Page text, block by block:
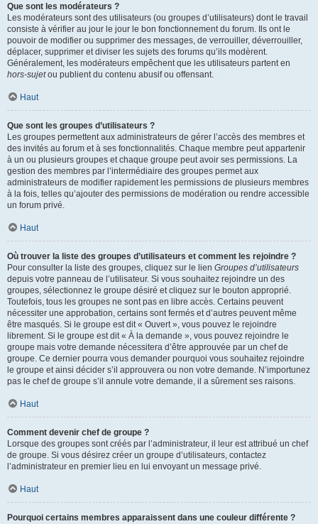
Que sont les modérateurs ?
Les modérateurs sont des utilisateurs (ou groupes d’utilisateurs) dont le travail
consiste à vérifier au jour le jour le bon fonctionnement du forum. Ils ont le
pouvoir de modifier ou supprimer des messages, de verrouiller, déverrouiller,
déplacer, supprimer et diviser les sujets des forums qu’ils modèrent.
Généralement, les modérateurs empêchent que les utilisateurs partent en
hors-sujetou publient du contenu abusif ou offensant.
Haut
Que sont les groupes d’utilisateurs ?
Les groupes permettent aux administrateurs de gérer l’accès des membres et
des invités au forum et à ses fonctionnalités. Chaque membre peut appartenir
à un ou plusieurs groupes et chaque groupe peut avoir ses permissions. La
gestion des membres par l’intermédiaire des groupes permet aux
administrateurs de modifier rapidement les permissions de plusieurs membres
à la fois, telles qu’ajouter des permissions de modération ou rendre accessible
un forum privé.
Haut
Où trouver la liste des groupes d’utilisateurs et comment les rejoindre ?
Pour consulter la liste des groupes, cliquez sur le lien Groupes d’utilisateurs
depuis votre panneau de l’utilisateur. Si vous souhaitez rejoindre un des
groupes, sélectionnez le groupe désiré et cliquez sur le bouton approprié.
Toutefois, tous les groupes ne sont pas en libre accès. Certains peuvent
nécessiter une approbation, certains sont fermés et d’autres peuvent même
être masqués. Si le groupe est dit « Ouvert », vous pouvez le rejoindre
librement. Si le groupe est dit « À la demande », vous pouvez rejoindre le
groupe mais votre demande nécessitera d’être approuvée par un chef de
groupe. Ce dernier pourra vous demander pourquoi vous souhaitez rejoindre
le groupe et ainsi décider s’il approuvera ou non votre demande. N’importunez
pas le chef de groupe s’il annule votre demande, il a sûrement ses raisons.
Haut
Comment devenir chef de groupe ?
Lorsque des groupes sont créés par l’administrateur, il leur est attribué un chef
de groupe. Si vous désirez créer un groupe d’utilisateurs, contactez
l’administrateur en premier lieu en lui envoyant un message privé.
Haut
Pourquoi certains membres apparaissent dans une couleur différente ?